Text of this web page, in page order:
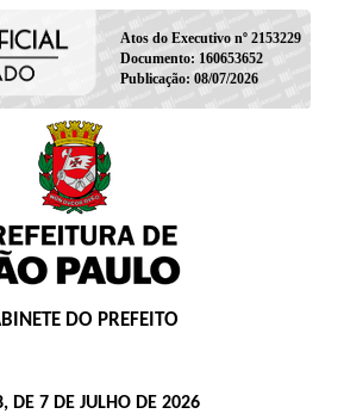
Atos do Executivo nº 2153229
Documento: 160653652
Publicação: 08/07/2026
DO PREFEITO
DE 7 DE JULHO DE 2026